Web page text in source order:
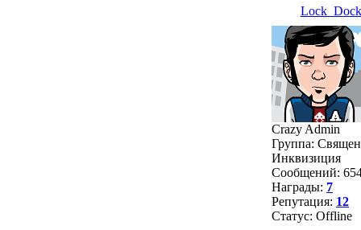
Lock_Dock
Crazy Admin
Группа:
Инквизиция
Сообщений:
Награды: 7
Репутация: 12
Статус: Offline